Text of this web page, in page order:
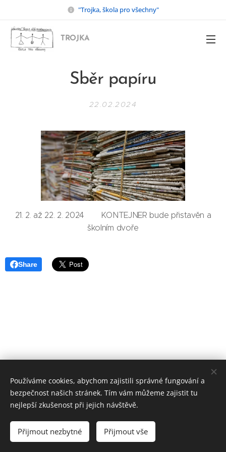
"Trojka, škola pro všechny"
TROJKA
Sběr papíru
22.02.2024
21. 2. až 22. 2. 2024 KONTEJNER bude přistavěn a
školním dvoře
Share
Základní škola, Jičín, Poděbradova 18
Všechna práva vyhrazena.
Vytvořeno službou Webnode
Používáme cookies, abychom zajistili správné fungování a
bezpečnost našich stránek. Tím vám můžeme zajistit tu
nejlepší zkušenost při jejich návštěvě.
Přijmout nezbytné Přijmout vše